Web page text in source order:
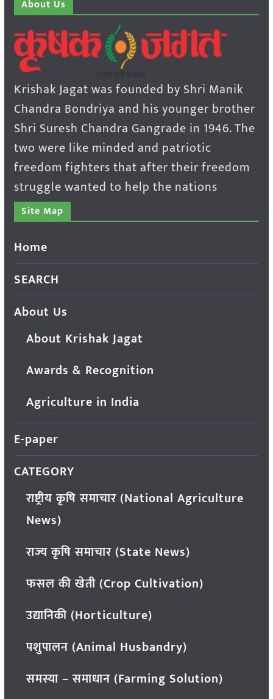
About Us
Krishak Jagat was founded by Shri Manik
Chandra Bondriya and his younger brother
Shri Suresh Chandra Gangrade in 1946. The
two were like minded and patriotic
freedom fighters that after their freedom
struggle wanted to help the nations
Site Map
Home
SEARCH
About Us
About Krishak Jagat
Awards & Recognition
Agriculture in India
E-paper
CATEGORY
राष्ट्रीय कृषि समाचार (National Agriculture
News)
राज्य कृषि समाचार (State News)
फसल की खेती (Crop Cultivation)
उद्यानिकी (Horticulture)
पशुपालन (Animal Husbandry)
समस्या – समाधान (Farming Solution)